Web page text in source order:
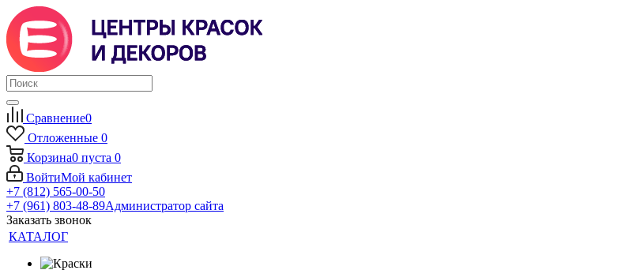
Сравнение0
Отложенные 0
Корзина0 пуста 0
ВойтиМой кабинет
+7 (812) 565-00-50
+7 (961) 803-48-89Администратор сайта
Заказать звонок
КАТАЛОГ